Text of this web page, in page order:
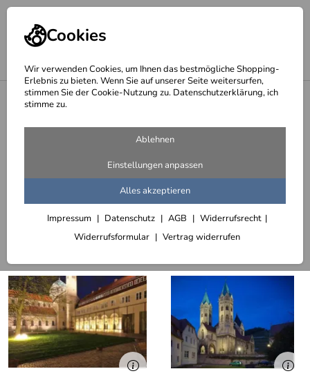
Cookies
Wir verwenden Cookies, um Ihnen das bestmögliche Shopping-
Erlebnis zu bieten. Wenn Sie auf unserer Seite weitersurfen,
stimmen Sie der Cookie-Nutzung zu. Datenschutzerklärung, ich
stimme zu.
Ablehnen
Einstellungen anpassen
Alles akzeptieren
Impressum Datenschutz AGB
Widerrufsrecht
Widerrufsformular
Vertrag widerrufen
Lichtplanung
Beleuchtung von Kirchen
Kapelle des bisch. Generalvikariats in Hildesheim
Sortieren